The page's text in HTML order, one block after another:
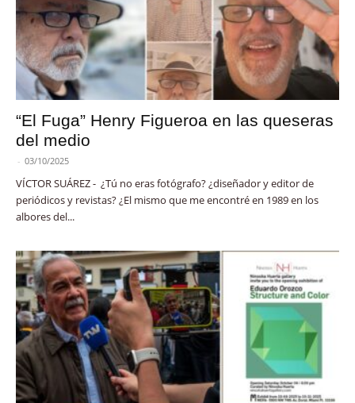
“El Fuga” Henry Figueroa en las queseras
del medio
- 03/10/2025
VÍCTOR SUÁREZ - ¿Tú no eras fotógrafo? ¿diseñador y editor de
periódicos y revistas? ¿El mismo que me encontré en 1989 en los
albores del...